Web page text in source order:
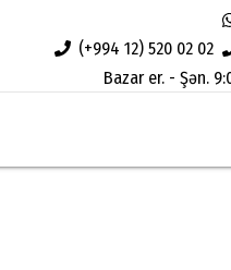
(+994 12) 520 02 02
Bazar er. - Şən.